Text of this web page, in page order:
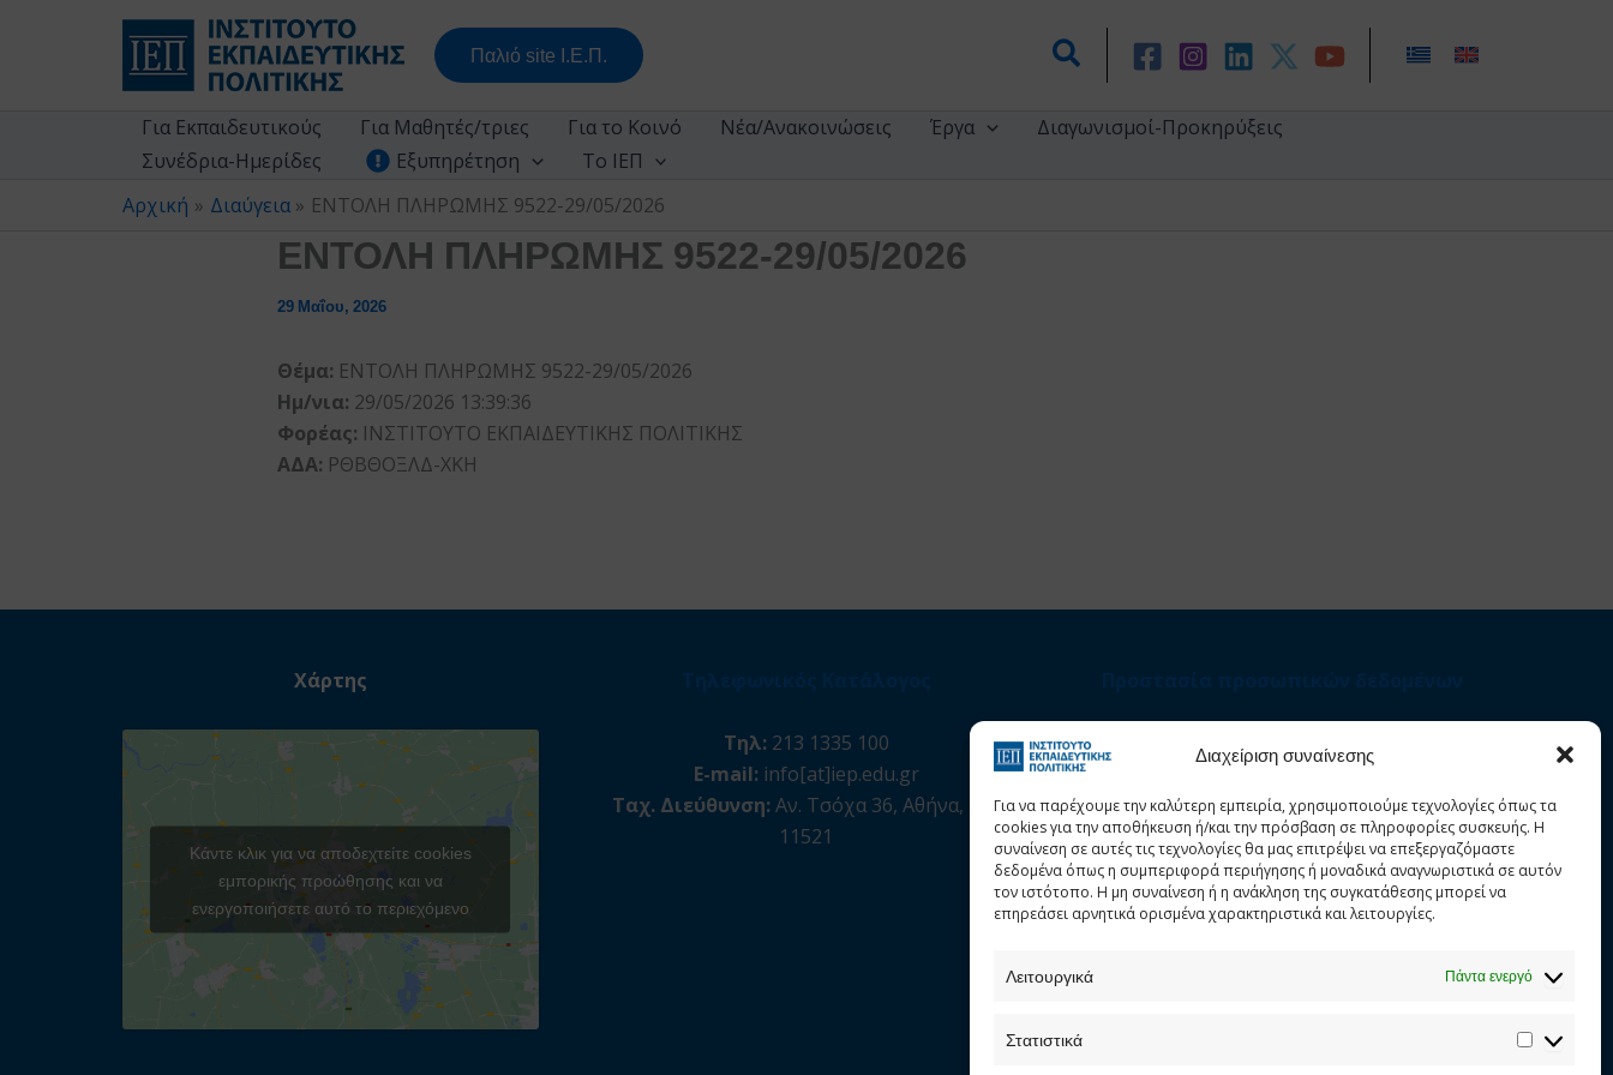
Διαχείριση συναίνεσης
Για να παρέχουμε την καλύτερη εμπειρία, χρησιμοποιούμε τεχνολογίες όπως τα
cookies για την αποθήκευση ή/και την πρόσβαση σε πληροφορίες συσκευής. Η
συναίνεση σε αυτές τις τεχνολογίες θα μας επιτρέψει να επεξεργαζόμαστε
δεδομένα όπως η συμπεριφορά περιήγησης ή μοναδικά αναγνωριστικά σε αυτόν
τον ιστότοπο. Η μη συναίνεση ή η ανάκληση της συγκατάθεσης μπορεί να
επηρεάσει αρνητικά ορισμένα χαρακτηριστικά και λειτουργίες.
Λειτουργικά Πάντα ενεργό
Στατιστικά
Στατιστικά
Παλιό site Ι.Ε.Π. Αναζήτηση
Για Εκπαιδευτικούς Για Μαθητές/τριες Για το Κοινό Νέα/Ανακοινώσεις Έργα
Διαγωνισμοί-Προκηρύξεις
Συνέδρια-Ημερίδες
Εξυπηρέτηση
Το ΙΕΠ
Αρχική
Διαύγεια ΕΝΤΟΛΗ ΠΛΗΡΩΜΗΣ 9522-29/05/2026
ΕΝΤΟΛΗ ΠΛΗΡΩΜΗΣ 9522-29/05/2026
29 Μαΐου, 2026
Θέμα: ΕΝΤΟΛΗ ΠΛΗΡΩΜΗΣ 9522-29/05/2026
Ημ/νια: 29/05/2026 13:39:36
Φορέας: ΙΝΣΤΙΤΟΥΤΟ ΕΚΠΑΙΔΕΥΤΙΚΗΣ ΠΟΛΙΤΙΚΗΣ
ΑΔΑ: ΡΘΒΘΟΞΛΔ-ΧΚΗ
Χάρτης
Κάντε κλικ για να αποδεχτείτε cookies
εμπορικής προώθησης και να
ενεργοποιήσετε αυτό το περιεχόμενο
Τηλ:213 1335 100
E-mail: info[at]iep.edu.gr
Ταχ. Διεύθυνση:Αν. Τσόχα 36, Αθήνα, Τ.Κ.
11521